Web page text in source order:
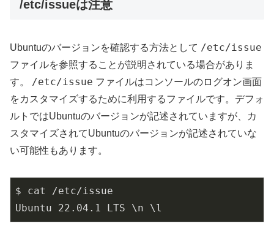
/etc/issueは注意
Ubuntuのバージョンを確認する方法として /etc/issue
ファイルを参照することが説明されている場合がありま
す。 /etc/issue ファイルはコンソールのログオン画面
をカスタマイズするために利用するファイルです。デフォ
ルトではUbuntuのバージョンが記述されていますが、カ
スタマイズされてUbuntuのバージョンが記述されていな
い可能性もあります。
$ cat /etc/issue
Ubuntu 22.04.1 LTS \n \l